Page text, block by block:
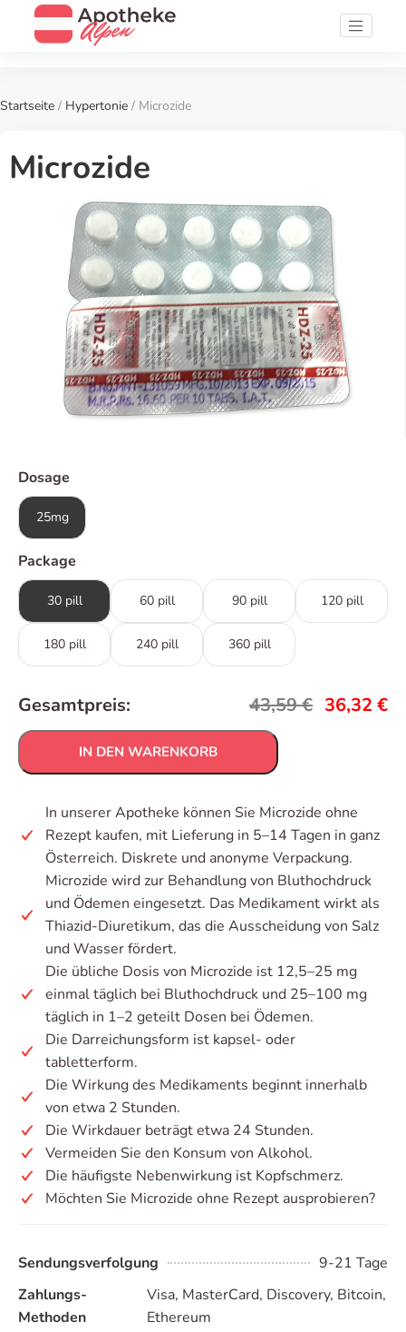
Startseite / Hypertonie / Microzide
Microzide
Dosage
25mg
Package
30 pill 60 pill 90 pill 120 pill
180 pill 240 pill 360 pill
Gesamtpreis: 43,59€ 36,32 €
IN DEN WARENKORB
In unserer Apotheke können Sie Microzide ohne
Rezept kaufen, mit Lieferung in 5–14 Tagen in ganz
Österreich. Diskrete und anonyme Verpackung.
Microzide wird zur Behandlung von Bluthochdruck
und Ödemen eingesetzt. Das Medikament wirkt als
Thiazid-Diuretikum, das die Ausscheidung von Salz
und Wasser fördert.
Die übliche Dosis von Microzide ist 12,5–25 mg
einmal täglich bei Bluthochdruck und 25–100 mg
täglich in 1–2 geteilt Dosen bei Ödemen.
Die Darreichungsform ist kapsel- oder
tabletterform.
Die Wirkung des Medikaments beginnt innerhalb
von etwa 2 Stunden.
Die Wirkdauer beträgt etwa 24 Stunden.
Vermeiden Sie den Konsum von Alkohol.
Die häufigste Nebenwirkung ist Kopfschmerz.
Möchten Sie Microzide ohne Rezept ausprobieren?
Sendungsverfolgung
9-21 Tage
Zahlungs-
Methoden
Visa, MasterCard, Discovery, Bitcoin,
Ethereum